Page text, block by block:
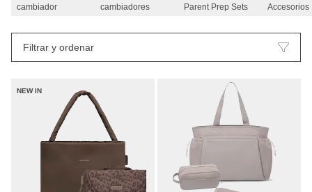
cambiador
cambiadores
Parent Prep Sets Accesorios
Filtrar y ordenar
NEW IN